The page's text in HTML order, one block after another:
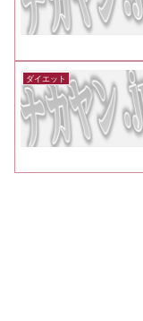
ダイエット